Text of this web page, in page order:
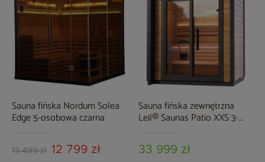
Sauna fińska Nordum Solea
Edge 5-osobowa czarna
13 499 zł 12 799 zł
Sauna fińska zewnętrzna
Leil® Saunas Patio XXS 3-
33 999 zł